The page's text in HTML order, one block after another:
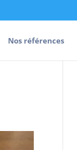
Nos références